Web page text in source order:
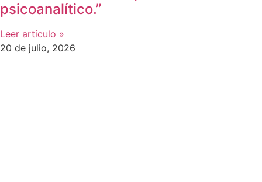
psicoanalítico.”
Leer artículo »
20 de julio, 2026